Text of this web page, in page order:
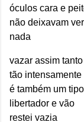
óculos cara e
não deixavam
nada
vazar assim tanto
tão intensamente
é também um
libertador e vão
restei vazia